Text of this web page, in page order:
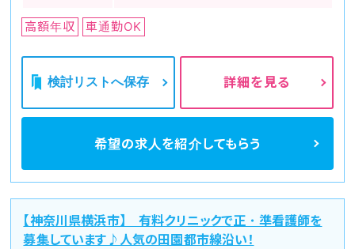
高額年収 車通勤OK
検討リストへ保存 詳細を見る
希望の求人を紹介してもらう
【神奈川県横浜市】 有料クリニックで正・準看護師を
募集しています♪人気の田園都市線沿い！